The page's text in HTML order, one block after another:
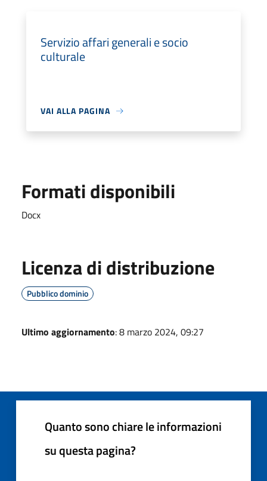
Servizio affari generali e socio
culturale
VAI ALLA PAGINA
Formati disponibili
Docx
Licenza di distribuzione
Pubblico dominio
Ultimo aggiornamento: 8 marzo 2024, 09:27
Quanto sono chiare le informazioni
su questa pagina?